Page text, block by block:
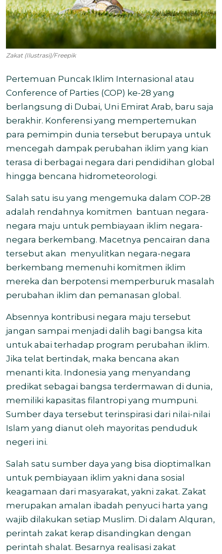
Zakat (Ilustrasi)/Freepik
Pertemuan Puncak Iklim Internasional atau
Conference of Parties (COP) ke-28 yang
berlangsung di Dubai, Uni Emirat Arab, baru saja
berakhir. Konferensi yang mempertemukan
para pemimpin dunia tersebut berupaya untuk
mencegah dampak perubahan iklim yang kian
terasa di berbagai negara dari pendidihan global
hingga bencana hidrometeorologi.
Salah satu isu yang mengemuka dalam COP-28
adalah rendahnya komitmen bantuan negara-
negara maju untuk pembiayaan iklim negara-
negara berkembang. Macetnya pencairan dana
tersebut akan menyulitkan negara-negara
berkembang memenuhi komitmen iklim
mereka dan berpotensi memperburuk masalah
perubahan iklim dan pemanasan global.
Absennya kontribusi negara maju tersebut
jangan sampai menjadi dalih bagi bangsa kita
untuk abai terhadap program perubahan iklim.
Jika telat bertindak, maka bencana akan
menanti kita. Indonesia yang menyandang
predikat sebagai bangsa terdermawan di dunia,
memiliki kapasitas filantropi yang mumpuni.
Sumber daya tersebut terinspirasi dari nilai-nilai
Islam yang dianut oleh mayoritas penduduk
negeri ini.
Salah satu sumber daya yang bisa dioptimalkan
untuk pembiayaan iklim yakni dana sosial
keagamaan dari masyarakat, yakni zakat. Zakat
merupakan amalan ibadah penyuci harta yang
wajib dilakukan setiap Muslim. Di dalam Alquran,
perintah zakat kerap disandingkan dengan
perintah shalat. Besarnya realisasi zakat